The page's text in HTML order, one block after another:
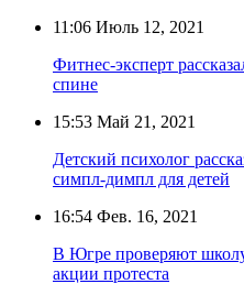
11:06 Июль 12, 2021
Фитнес-эксперт
спине
15:53 Май 21, 2021
Детский психолог
симпл-димпл для детей
16:54 Фев. 16, 2021
В Югре проверяют
акции протеста